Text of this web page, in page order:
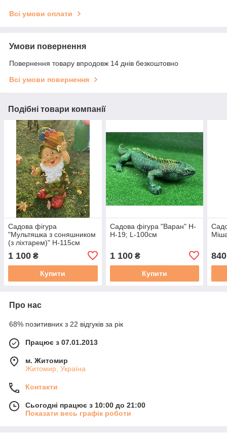
Всі умови оплати
Умови повернення
Повернення товару впродовж 14 днів безкоштовно
Всі умови повернення
Подібні товари компанії
Садова фігура
"Мультяшка з соняшником
(з ліхтарем)" Н-115см
1 100 ₴
Купити
Садова фігура "Варан" Н-
H-19; L-100см
1 100₴
Купити
840
Про нас
68% позитивних з 22 відгуків за рік
Працює з 07.01.2013
м. Житомир
Житомир, Україна
Контакти
Сьогодні працює з 10:00 до 21:00
Показати весь графік роботи